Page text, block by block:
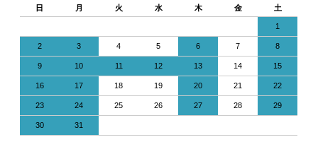
日 月 火 水 木 金 土
1
2 3 4 5 6 7 8
9 10 11 12 13 14 15
16 17 18 19 20 21 22
23 24 25 26 27 28 29
30 31